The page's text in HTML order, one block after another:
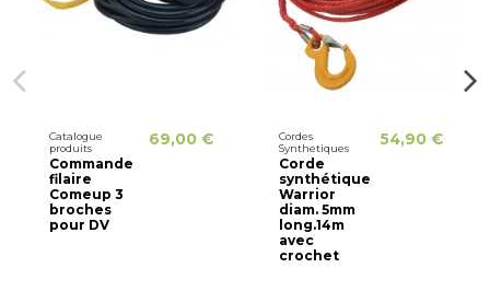
Catalogue
produits
Commande
filaire
Comeup 3
broches
pour DV
69,00 €
Cordes
Synthetiques
Corde
synthétique
Warrior
diam. 5mm
long.14m
avec
crochet
54,90 €